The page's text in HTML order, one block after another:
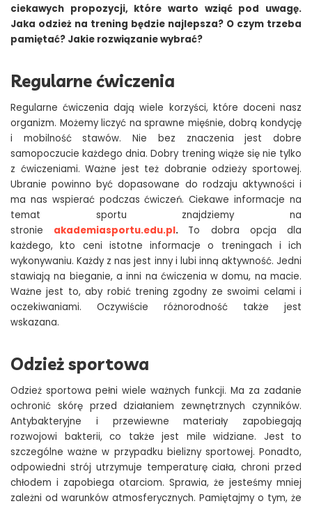
ciekawych propozycji, które warto wziąć pod uwagę.
Jaka odzież na trening będzie najlepsza? O czym trzeba
pamiętać? Jakie rozwiązanie wybrać?
Regularne ćwiczenia
Regularne ćwiczenia dają wiele korzyści, które doceni nasz
organizm. Możemy liczyć na sprawne mięśnie, dobrą kondycję
i mobilność stawów. Nie bez znaczenia jest dobre
samopoczucie każdego dnia. Dobry trening wiąże się nie tylko
z ćwiczeniami. Ważne jest też dobranie odzieży sportowej.
Ubranie powinno być dopasowane do rodzaju aktywności i
ma nas wspierać podczas ćwiczeń. Ciekawe informacje na
temat sportu znajdziemy na
stronie akademiasportu.edu.pl. To dobra opcja dla
każdego, kto ceni istotne informacje o treningach i ich
wykonywaniu. Każdy z nas jest inny i lubi inną aktywność. Jedni
stawiają na bieganie, a inni na ćwiczenia w domu, na macie.
Ważne jest to, aby robić trening zgodny ze swoimi celami i
oczekiwaniami. Oczywiście różnorodność także jest
wskazana.
Odzież sportowa
Odzież sportowa pełni wiele ważnych funkcji. Ma za zadanie
ochronić skórę przed działaniem zewnętrznych czynników.
Antybakteryjne i przewiewne materiały zapobiegają
rozwojowi bakterii, co także jest mile widziane. Jest to
szczególne ważne w przypadku bielizny sportowej. Ponadto,
odpowiedni strój utrzymuje temperaturę ciała, chroni przed
chłodem i zapobiega otarciom. Sprawia, że jesteśmy mniej
zależni od warunków atmosferycznych. Pamiętajmy o tym, że